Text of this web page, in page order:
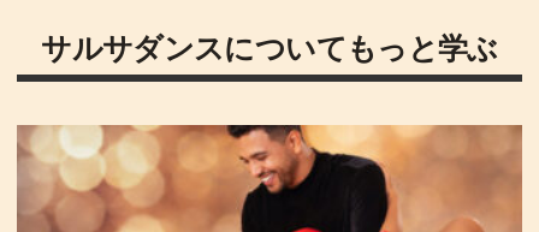
サルサダンスについてもっと学ぶ